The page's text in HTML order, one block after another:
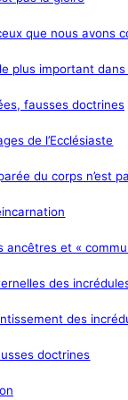
que nous avons
plus important dans
fausses doctrines
de l’Ecclésiaste
du corps n’est
ancêtres et «
des
des
doctrines